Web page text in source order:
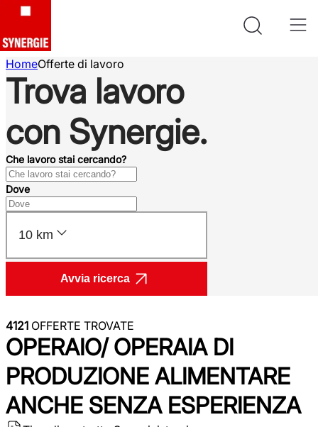
HomeOfferte di lavoro
Trova lavoro
con Synergie.
Che lavoro stai cercando?
Dove
10 km
Avvia ricerca
4121 OFFERTE TROVATE
OPERAIO/ OPERAIA DI
PRODUZIONE ALIMENTARE
ANCHE SENZA ESPERIENZA